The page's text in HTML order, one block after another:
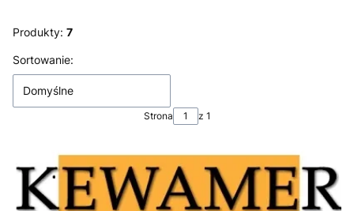
Produkty: 7
Lista produktów
Sortowanie:
Domyślne
Strona z 1